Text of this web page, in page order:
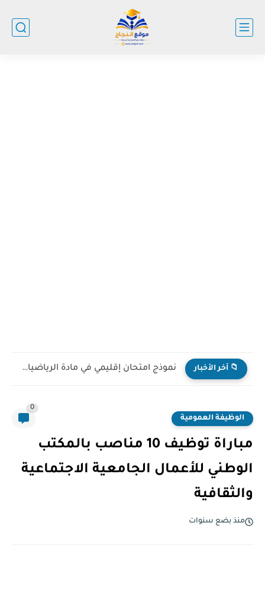
📁 آخر الأخبار نموذج امتحان إقليمي في مادة الرياضيات للمستوى السادس ابتدائي...
الوظيفة العمومية
0
مباراة توظيف 10 مناصب بالمكتب
الوطني للأعمال الجامعية الاجتماعية
والثقافية
منذ بضع سنوات